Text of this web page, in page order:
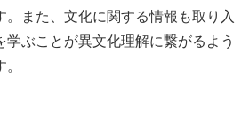
。また、文化に関する情報も取り入
学ぶことが異文化理解に繋がるよう